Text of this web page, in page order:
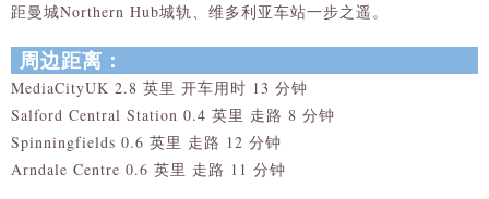
距曼城Northern Hub城轨、维多利亚车站一步之遥。
周边距离：
MediaCityUK 2.8 英里 开车用时 13 分钟
Salford Central Station 0.4 英里 走路 8 分钟
Spinningfields 0.6 英里 走路 12 分钟
Arndale Centre 0.6 英里 走路 11 分钟